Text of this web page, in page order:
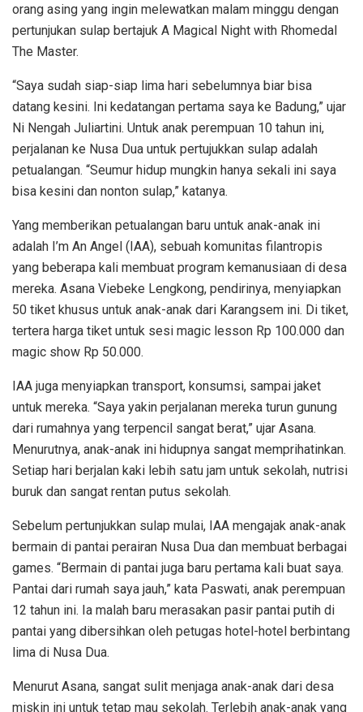
orang asing yang ingin melewatkan malam minggu dengan
pertunjukan sulap bertajuk A Magical Night with Rhomedal
The Master.
“Saya sudah siap-siap lima hari sebelumnya biar bisa
datang kesini. Ini kedatangan pertama saya ke Badung,” ujar
Ni Nengah Juliartini. Untuk anak perempuan 10 tahun ini,
perjalanan ke Nusa Dua untuk pertujukkan sulap adalah
petualangan. “Seumur hidup mungkin hanya sekali ini saya
bisa kesini dan nonton sulap,” katanya.
Yang memberikan petualangan baru untuk anak-anak ini
adalah I’m An Angel (IAA), sebuah komunitas filantropis
yang beberapa kali membuat program kemanusiaan di desa
mereka. Asana Viebeke Lengkong, pendirinya, menyiapkan
50 tiket khusus untuk anak-anak dari Karangsem ini. Di tiket,
tertera harga tiket untuk sesi magic lesson Rp 100.000 dan
magic show Rp 50.000.
IAA juga menyiapkan transport, konsumsi, sampai jaket
untuk mereka. “Saya yakin perjalanan mereka turun gunung
dari rumahnya yang terpencil sangat berat,” ujar Asana.
Menurutnya, anak-anak ini hidupnya sangat memprihatinkan.
Setiap hari berjalan kaki lebih satu jam untuk sekolah, nutrisi
buruk dan sangat rentan putus sekolah.
Sebelum pertunjukkan sulap mulai, IAA mengajak anak-anak
bermain di pantai perairan Nusa Dua dan membuat berbagai
games. “Bermain di pantai juga baru pertama kali buat saya.
Pantai dari rumah saya jauh,” kata Paswati, anak perempuan
12 tahun ini. Ia malah baru merasakan pasir pantai putih di
pantai yang dibersihkan oleh petugas hotel-hotel berbintang
lima di Nusa Dua.
Menurut Asana, sangat sulit menjaga anak-anak dari desa
miskin ini untuk tetap mau sekolah. Terlebih anak-anak yang